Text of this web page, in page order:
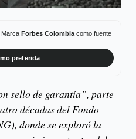
Marca Forbes Colombiacomo fuente
preferida
sello de garantía”, parte
décadas del Fondo
donde se exploró la